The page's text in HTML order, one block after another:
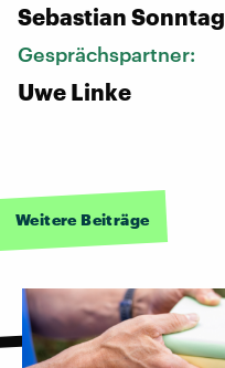
Sebastian Sonntag
Gesprächspartner:
Uwe Linke
Weitere Beiträge